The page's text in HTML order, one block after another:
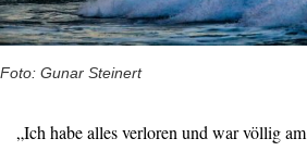
Foto: Gunar Steinert
„Ich habe alles verloren und war völlig